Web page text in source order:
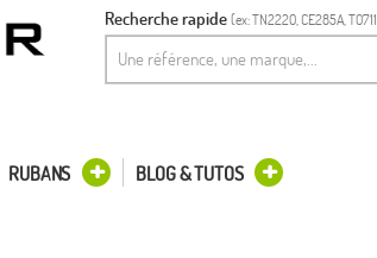
Recherche rapide (ex: TN2220, CE285A,
RUBANS BLOG & TUTOS